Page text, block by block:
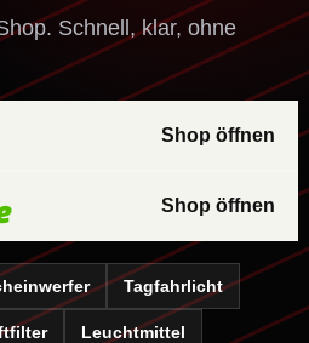
Schnell, klar, ohne
Shop öffnen
Shop öffnen
Tagfahrlicht
Leuchtmittel